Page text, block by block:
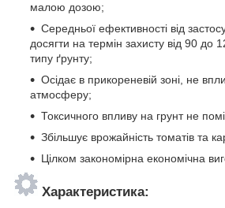
малою дозою;
Середньої ефективності від
досягти на термін захисту від 90 до
типу ґрунту;
Осідає в прикореневій зоні, не
атмосферу;
Токсичного впливу на грунт не
Збільшує врожайність томатів та
Цілком закономірна економічна
Характеристика: